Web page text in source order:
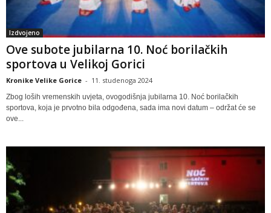
Izdvojeno
Ove subote jubilarna 10. Noć borilačkih
sportova u Velikoj Gorici
Kronike Velike Gorice - 11. studenoga 2024
Zbog loših vremenskih uvjeta, ovogodišnja jubilarna 10. Noć borilačkih
sportova, koja je prvotno bila odgođena, sada ima novi datum – održat će se
ove...